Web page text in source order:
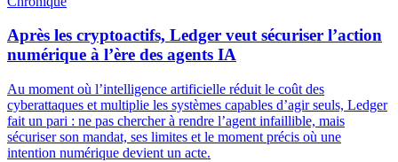
Après les cryptoactifs, Ledger veut sécuriser l’action
numérique à l’ère des agents IA
Au moment où l’intelligence artificielle réduit le coût des
cyberattaques et multiplie les systèmes capables d’agir seuls, Ledger
fait un pari : ne pas chercher à rendre l’agent infaillible, mais
sécuriser son mandat, ses limites et le moment précis où une
intention numérique devient un acte.